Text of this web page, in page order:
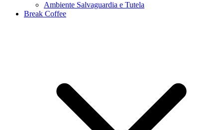
Ambiente Salvaguardia e Tutela
Break Coffee